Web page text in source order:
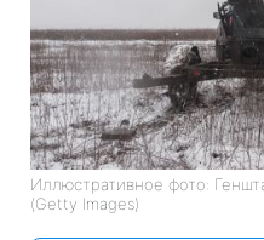
Иллюстративное фото:
(Getty Images)